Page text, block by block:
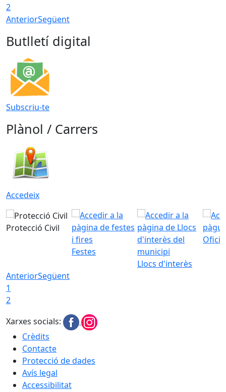
2
AnteriorSegüent
Butlletí digital
Subscriu-te
Plànol / Carrers
Accedeix
Protecció Civil
Festes
Llocs d'interès
AnteriorSegüent
1
2
Xarxes socials:
Crèdits
Contacte
Protecció de dades
Avís legal
Accessibilitat